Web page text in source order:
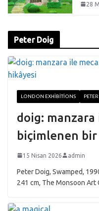
28
Peter Doig
LONDON EXHIBITIONS
doig: manzara
biçimlenen
15 Nisan 2026 admin
Peter Doig, Swamped,
241 cm, The Monsoon